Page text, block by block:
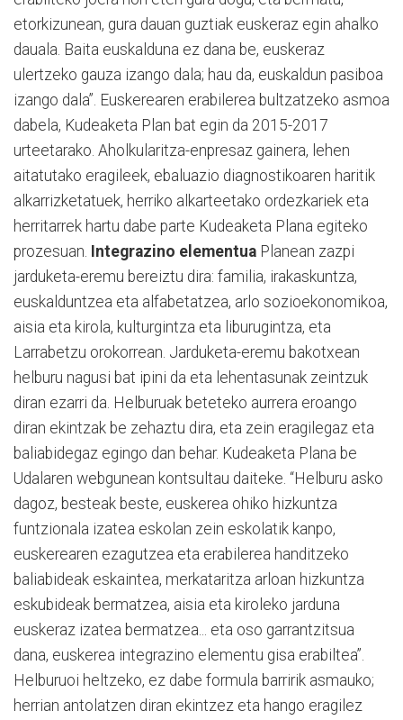
etorkizunean, gura dauan guztiak euskeraz egin ahalko
dauala. Baita euskalduna ez dana be, euskeraz
ulertzeko gauza izango dala; hau da, euskaldun pasiboa
izango dala”. Euskerearen erabilerea bultzatzeko asmoa
dabela, Kudeaketa Plan bat egin da 2015-2017
urteetarako. Aholkularitza-enpresaz gainera, lehen
aitatutako eragileek, ebaluazio diagnostikoaren haritik
alkarrizketatuek, herriko alkarteetako ordezkariek eta
herritarrek hartu dabe parte Kudeaketa Plana egiteko
prozesuan. Integrazino elementua Planean zazpi
jarduketa-eremu bereiztu dira: familia, irakaskuntza,
euskalduntzea eta alfabetatzea, arlo sozioekonomikoa,
aisia eta kirola, kulturgintza eta liburugintza, eta
Larrabetzu orokorrean. Jarduketa-eremu bakotxean
helburu nagusi bat ipini da eta lehentasunak zeintzuk
diran ezarri da. Helburuak beteteko aurrera eroango
diran ekintzak be zehaztu dira, eta zein eragilegaz eta
baliabidegaz egingo dan behar. Kudeaketa Plana be
Udalaren webgunean kontsultau daiteke. “Helburu asko
dagoz, besteak beste, euskerea ohiko hizkuntza
funtzionala izatea eskolan zein eskolatik kanpo,
euskerearen ezagutzea eta erabilerea handitzeko
baliabideak eskaintea, merkataritza arloan hizkuntza
eskubideak bermatzea, aisia eta kiroleko jarduna
euskeraz izatea bermatzea... eta oso garrantzitsua
dana, euskerea integrazino elementu gisa erabiltea”.
Helburuoi heltzeko, ez dabe formula barririk asmauko;
herrian antolatzen diran ekintzez eta hango eragilez